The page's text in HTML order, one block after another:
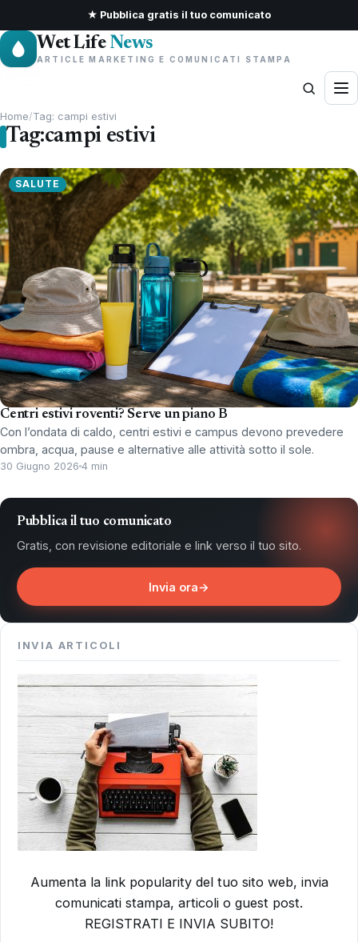
★ Pubblica gratis il tuo comunicato
Wet Life News
ARTICLE MARKETING E COMUNICATI STAMPA
Home/Tag: campi estivi
Tag:campi estivi
SALUTE
Centri estivi roventi? Serve un piano B
Con l’ondata di caldo, centri estivi e campus devono prevedere
ombra, acqua, pause e alternative alle attività sotto il sole.
30 Giugno 2026 4 min
Pubblica il tuo comunicato
Gratis, con revisione editoriale e link verso il tuo sito.
Invia ora→
INVIA ARTICOLI
Aumenta la link popularity del tuo sito web, invia
comunicati stampa, articoli o guest post.
REGISTRATI E INVIA SUBITO!